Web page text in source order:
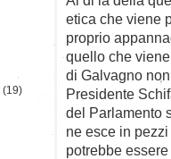
etica che viene
proprio
quello che
di Galvagno
Presidente
del Parlamento
ne esce in
potrebbe
(19)